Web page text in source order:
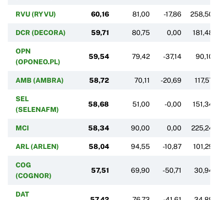
RVU (RYVU) 60,16 81,00 -17,86 258,50
DCR (DECORA) 59,71 80,75 0,00 181,48
OPN
(OPONEO.PL)
59,54 79,42 -37,14 90,10
AMB (AMBRA) 58,72 70,11 -20,69 117,57
SEL
(SELENAFM)
58,68 51,00 -0,00 151,34
MCI 58,34 90,00 0,00 225,24
ARL (ARLEN) 58,04 94,55 -10,87 101,29
COG
(COGNOR)
57,51 69,90 -50,71 30,94
DAT